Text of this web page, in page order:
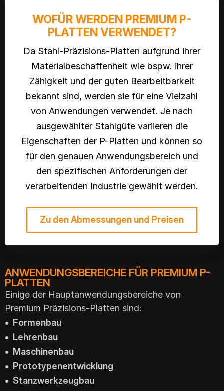
WOFÜR WERDEN PREMIUM P-
PLATTEN VERWENDET?
Da Stahl-Präzisions-Platten aufgrund ihrer
Materialbeschaffenheit wie bspw. ihrer
Zähigkeit und der guten Bearbeitbarkeit
bekannt sind, werden sie für eine Vielzahl
von Anwendungen verwendet. Je nach
ausgewählter Stahlgüte variieren die
Eigenschaften der P-Platten und können so
für den genauen Anwendungsbereich und
den spezifischen Anforderungen der
verarbeitenden Industrie gewählt werden.
Zu den Abmessungen und Preisen
ANWENDUNGSBEREICHE FÜR PREMIUM P-
PLATTEN
Einige der Hauptanwendungsbereiche von
Premium Präzisions-Platten sind:
• Formenbau
• Lehrenbau
• Maschinenbau
• Prototypenentwicklung
• Stanzwerkzeugbau